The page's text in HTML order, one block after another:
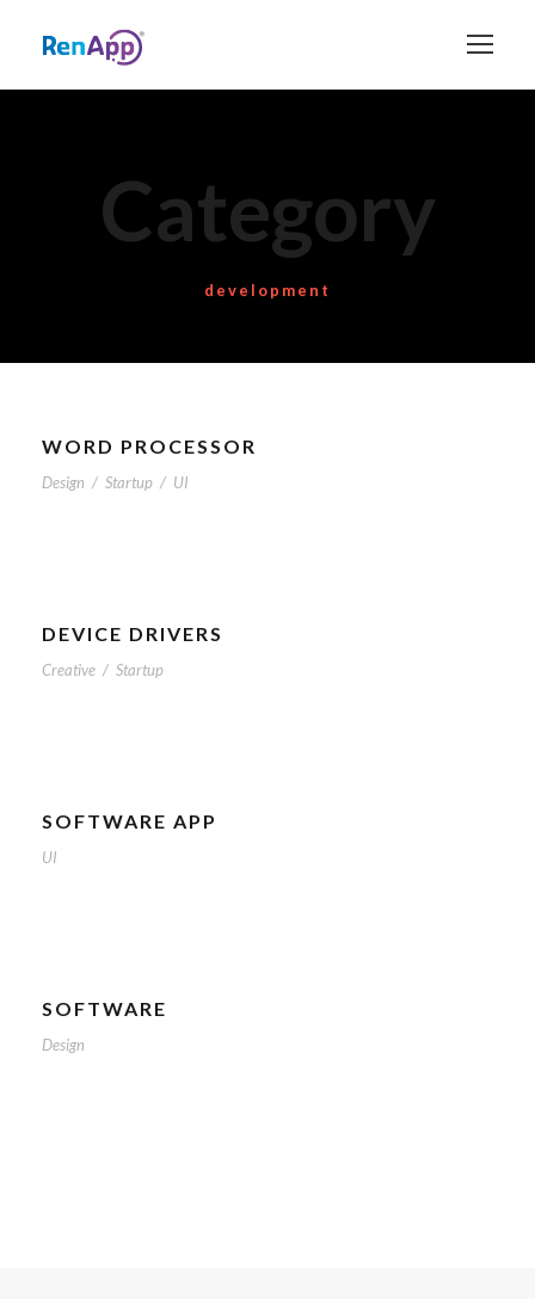
Category
development
WORD PROCESSOR
Design / Startup / UI
DEVICE DRIVERS
Creative / Startup
SOFTWARE APP
UI
SOFTWARE
Design